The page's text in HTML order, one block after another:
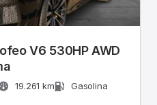
V6 530HP AWD
19.261 km
Gasolina